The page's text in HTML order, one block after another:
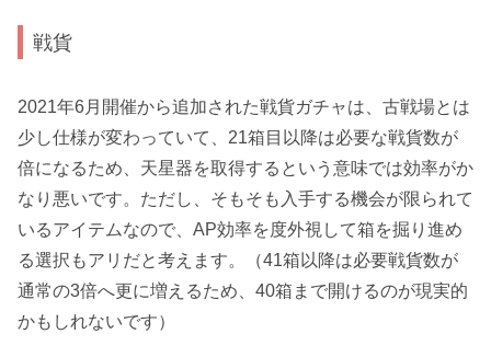
戦貨
2021年6月開催から追加された戦貨ガチャは、古戦場とは
少し仕様が変わっていて、 21箱目以降は必要な戦貨数が
倍になるため、天星器を取得するという意味では効率がか
なり悪いです。ただし、そもそも入手する機会が限られて
いるアイテムなので、AP効率を度外視して箱を掘り進め
る選択もアリだと考えます。（41箱以降は必要戦貨数が
通常の3倍へ更に増えるため、40箱まで開けるのが現実的
かもしれないです）